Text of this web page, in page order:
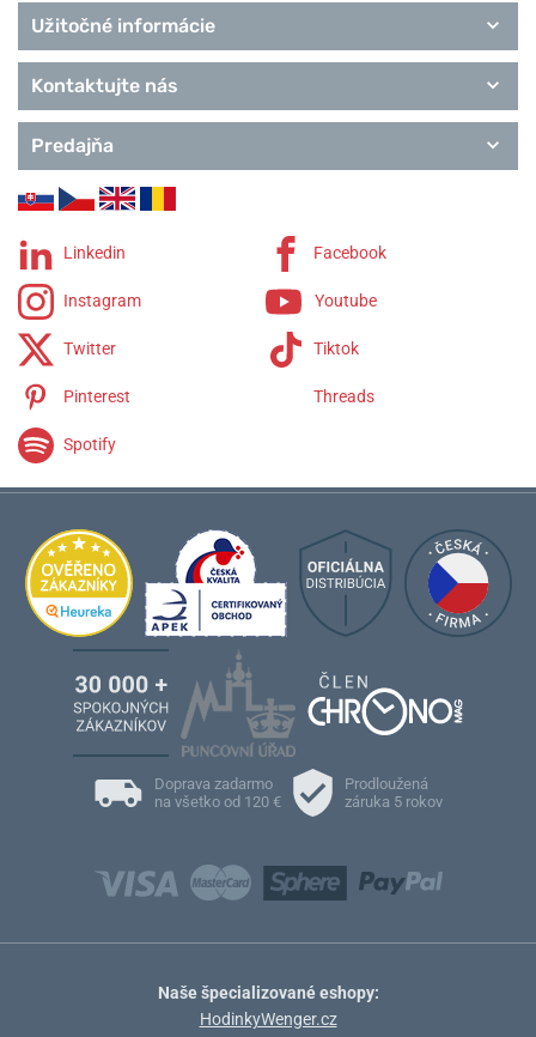
Užitočné informácie
Kontaktujte nás
Predajňa
Linkedin Facebook
Instagram Youtube
Twitter Tiktok
Pinterest Threads
Spotify
Doprava zadarmo
na všetko od 120 €
Prodloužená
záruka 5 rokov
Naše špecializované eshopy:
HodinkyWenger.cz